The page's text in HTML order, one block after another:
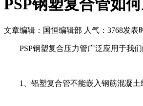
PSP钢塑复合管如
文章编辑：国恒编辑部 人气： 3768发表
PSP钢塑复合压力管广泛应用于我们
1、铝塑复合管不能嵌入钢筋混凝土